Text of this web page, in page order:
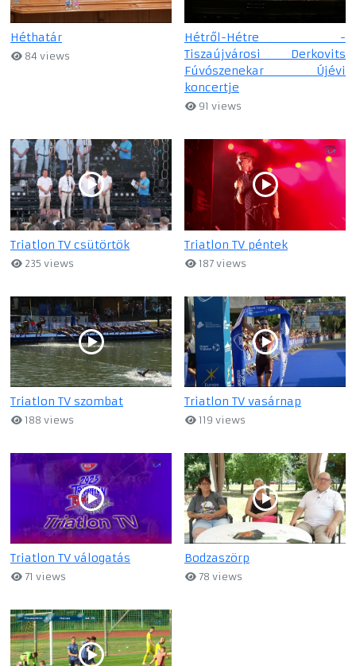
Héthatár
84 views
Hétről-Hétre -
Tiszaújvárosi Derkovits
Fúvószenekar Újévi
koncertje
91 views
Triatlon TV csütörtök
235 views
Triatlon TV péntek
187 views
Triatlon TV szombat
188 views
Triatlon TV vasárnap
119 views
Triatlon TV válogatás
71 views
Bodzaszörp
78 views